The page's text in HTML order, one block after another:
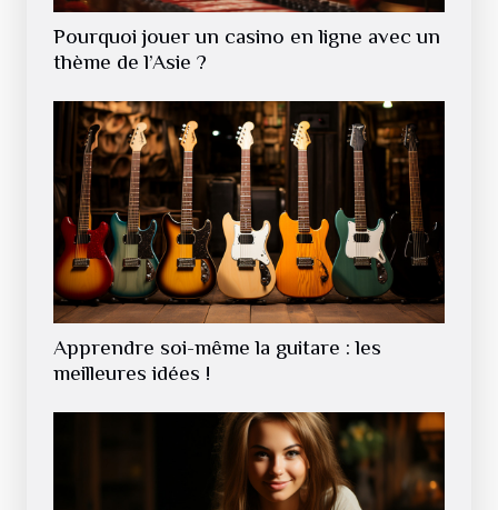
Pourquoi jouer un casino en ligne avec un
thème de l’Asie ?
Apprendre soi-même la guitare : les
meilleures idées !